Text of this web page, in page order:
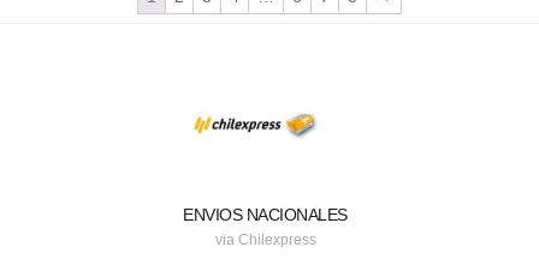
ENVIOS NACIONALES
via Chilexpress